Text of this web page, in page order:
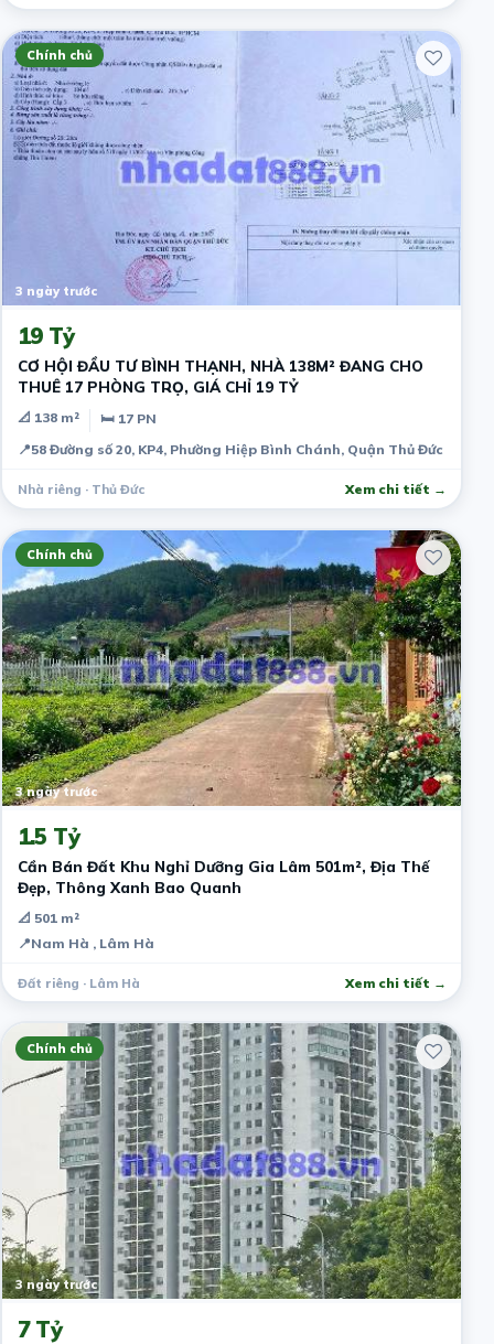
Chính chủ
3 ngày trước
19 Tỷ
CƠ HỘI ĐẦU TƯ BÌNH THẠNH, NHÀ 138M² ĐANG CHO
THUÊ 17 PHÒNG TRỌ, GIÁ CHỈ 19 TỶ
📐 138 m²
🛏 17 PN
📍58 Đường số 20, KP4, Phường Hiệp Bình Chánh, Quận Thủ Đức
Nhà riêng · Thủ Đức Xem chi tiết →
Chính chủ
3 ngày trước
1.5 Tỷ
Cần Bán Đất Khu Nghỉ Dưỡng Gia Lâm 501m², Địa Thế
Đẹp, Thông Xanh Bao Quanh
📐 501 m²
📍Nam Hà , Lâm Hà
Đất riêng · Lâm Hà Xem chi tiết →
Chính chủ
3 ngày trước
7 Tỷ